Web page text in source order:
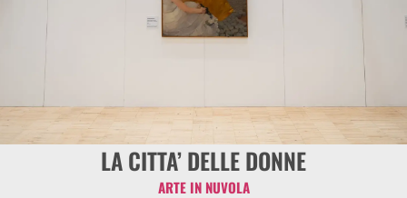
LA CITTA’ DELLE DONNE
ARTE IN NUVOLA